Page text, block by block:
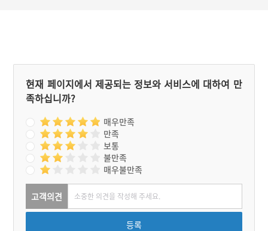
현재 페이지에서 제공되는 정보와 서비스에 대하여 만
족하십니까?
매우만족
만족
보통
불만족
매우불만족
고객의견
등록